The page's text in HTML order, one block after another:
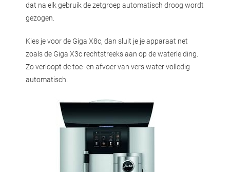
dat na elk gebruik de zetgroep automatisch droog wordt
gezogen.
Kies je voor de Giga X8c, dan sluit je je apparaat net
zoals de Giga X3c rechtstreeks aan op de waterleiding.
Zo verloopt de toe- en afvoer van vers water volledig
automatisch.